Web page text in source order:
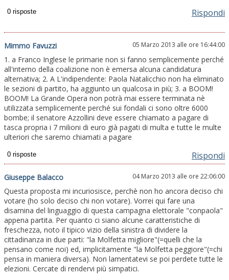
Rispondi
Mimmo Favuzzi 05 Marzo 2013 alle ore 16:44:00
1. a Franco Inglese le primarie non si fanno semplicemente perché
all'interno della coalizione non è emersa alcuna candidatura
alternativa; 2. A L'indipendente: Paola Natalicchio non ha eliminato
le sezioni di partito, ha aggiunto un qualcosa in più; 3. a BOOM!
BOOM! La Grande Opera non potrà mai essere terminata nè
utilizzata semplicemente perché sui fondali ci sono oltre 6000
bombe; il senatore Azzollini deve essere chiamato a pagare di
tasca propria i 7 milioni di euro già pagati di multa e tutte le multe
ulteriori che saremo chiamati a pagare
Rispondi
Giuseppe Balacco 04 Marzo 2013 alle ore 22:06:00
Questa proposta mi incuriosisce, perchè non ho ancora deciso chi
votare (ho solo deciso chi non votare). Vorrei qui fare una
disamina del linguaggio di questa campagna elettorale "conpaola"
appena partita. Per quanto ci siano alcune caratteristiche di
freschezza, noto il tipico vizio della sinistra di dividere la
cittadinanza in due parti: "la Molfetta migliore"(=quelli che la
pensano come noi) ed, implicitamente "la Molfetta peggiore"(=chi
pensa in maniera diversa). Non lamentatevi se poi perdete tutte le
elezioni. Cercate di rendervi più simpatici.